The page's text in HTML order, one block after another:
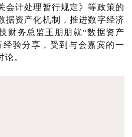
会计处理暂行规定》等政策的
据资产化机制，推进数字经济
财务总监王朋朋就“数据资产
经验分享，受到与会嘉宾的一
。